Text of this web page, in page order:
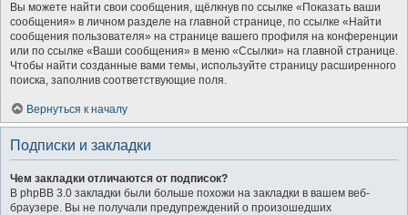
Вы можете найти свои сообщения, щёлкнув по ссылке «Показать ваши
сообщения» в личном разделе на главной странице, по ссылке «Найти
сообщения пользователя» на странице вашего профиля на конференции
или по ссылке «Ваши сообщения» в меню «Ссылки» на главной странице.
Чтобы найти созданные вами темы, используйте страницу расширенного
поиска, заполнив соответствующие поля.
Вернуться к началу
Подписки и закладки
Чем закладки отличаются от подписок?
В phpBB 3.0 закладки были больше похожи на закладки в вашем веб-
браузере. Вы не получали предупреждений о произошедших